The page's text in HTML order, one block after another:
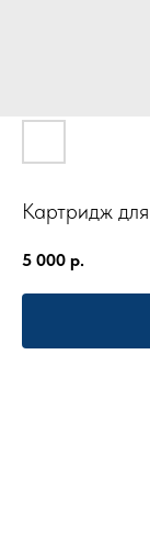
Картридж
5 000 р.